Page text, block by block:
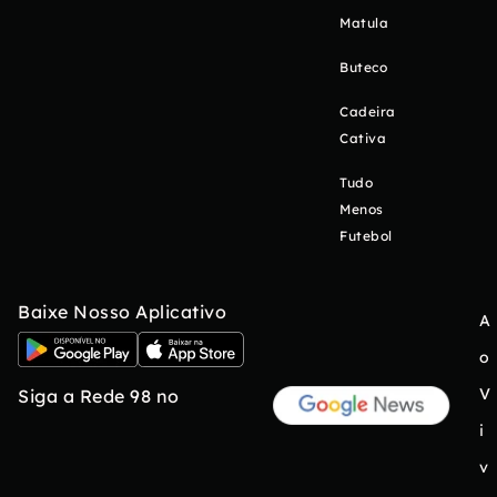
Matula
Buteco
Cadeira
Cativa
Tudo
Menos
Futebol
Baixe Nosso Aplicativo
Siga a Rede 98 no
A
o
V
i
v